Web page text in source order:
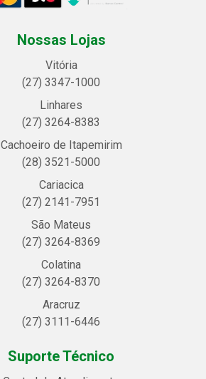
Nossas Lojas
Vitória
(27) 3347-1000
Linhares
(27) 3264-8383
Cachoeiro de Itapemirim
(28) 3521-5000
Cariacica
(27) 2141-7951
São Mateus
(27) 3264-8369
Colatina
(27) 3264-8370
Aracruz
(27) 3111-6446
Suporte Técnico